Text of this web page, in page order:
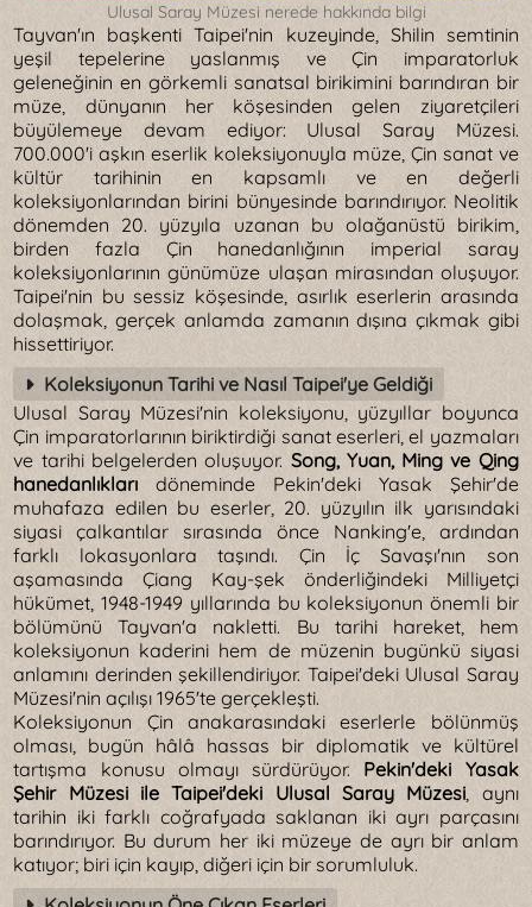
Ulusal Saray Müzesi nerede hakkında bilgi
Tayvan'ın başkenti Taipei'nin kuzeyinde, Shilin semtinin
yeşil tepelerine yaslanmış ve Çin imparatorluk
geleneğinin en görkemli sanatsal birikimini barındıran bir
müze, dünyanın her köşesinden gelen ziyaretçileri
büyülemeye devam ediyor: Ulusal Saray Müzesi.
700.000'i aşkın eserlik koleksiyonuyla müze, Çin sanat ve
kültür tarihinin en kapsamlı ve en değerli
koleksiyonlarından birini bünyesinde barındırıyor. Neolitik
dönemden 20. yüzyıla uzanan bu olağanüstü birikim,
birden fazla Çin hanedanlığının imperial saray
koleksiyonlarının günümüze ulaşan mirasından oluşuyor.
Taipei'nin bu sessiz köşesinde, asırlık eserlerin arasında
dolaşmak, gerçek anlamda zamanın dışına çıkmak gibi
hissettiriyor.
Koleksiyonun Tarihi ve Nasıl Taipei'ye Geldiği
Ulusal Saray Müzesi'nin koleksiyonu, yüzyıllar boyunca
Çin imparatorlarının biriktirdiği sanat eserleri, el yazmaları
ve tarihi belgelerden oluşuyor. Song, Yuan, Ming ve Qing
hanedanlıkları döneminde Pekin'deki Yasak Şehir'de
muhafaza edilen bu eserler, 20. yüzyılın ilk yarısındaki
siyasi çalkantılar sırasında önce Nanking'e, ardından
farklı lokasyonlara taşındı. Çin İç Savaşı'nın son
aşamasında Çiang Kay-şek önderliğindeki Milliyetçi
hükümet, 1948-1949 yıllarında bu koleksiyonun önemli bir
bölümünü Tayvan'a nakletti. Bu tarihi hareket, hem
koleksiyonun kaderini hem de müzenin bugünkü siyasi
anlamını derinden şekillendiriyor. Taipei'deki Ulusal Saray
Müzesi'nin açılışı 1965'te gerçekleşti.
Koleksiyonun Çin anakarasındaki eserlerle bölünmüş
olması, bugün hâlâ hassas bir diplomatik ve kültürel
tartışma konusu olmayı sürdürüyor. Pekin'deki Yasak
Şehir Müzesi ile Taipei'deki Ulusal Saray Müzesi, aynı
tarihin iki farklı coğrafyada saklanan iki ayrı parçasını
barındırıyor. Bu durum her iki müzeye de ayrı bir anlam
katıyor; biri için kayıp, diğeri için bir sorumluluk.